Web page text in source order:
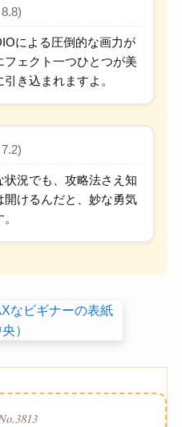
による圧倒的な画力が
フェクト一つひとつが美
き込まれますよ。
状況でも、攻略法さえ知
開けるんだと、妙な勇気